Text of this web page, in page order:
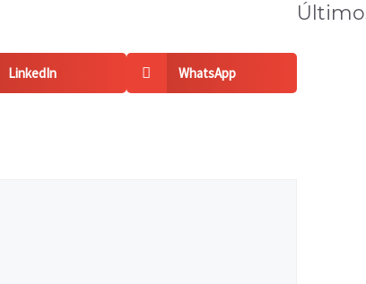
LinkedIn WhatsApp